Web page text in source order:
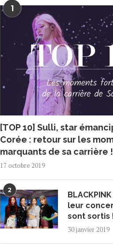
1
[TOP 10] Sulli, star
Corée : retour sur les
marquants de sa carrière
17 octobre 2019
2
leur
sont sortis
30 janvier 2019